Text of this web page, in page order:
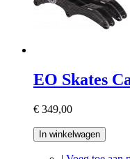
EO Skates
€ 349,00
In winkelwagen